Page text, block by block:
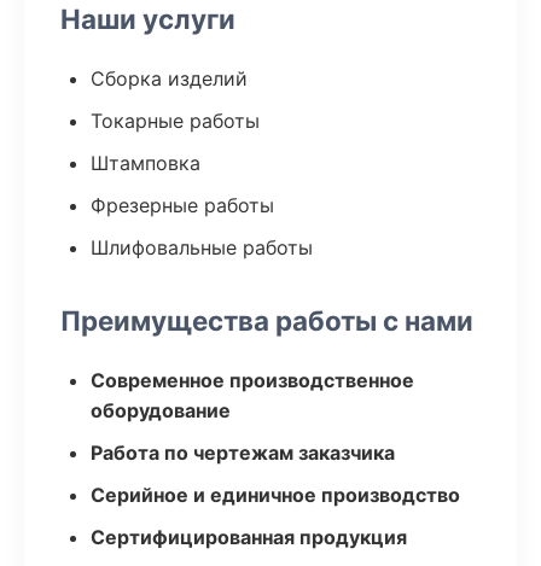
Наши услуги
Сборка изделий
Токарные работы
Штамповка
Фрезерные работы
Шлифовальные работы
Преимущества работы с нами
Современное производственное
оборудование
Работа по чертежам заказчика
Серийное и единичное производство
Сертифицированная продукция